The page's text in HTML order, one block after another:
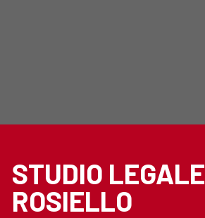
STUDIO LEGALE
ROSIELLO